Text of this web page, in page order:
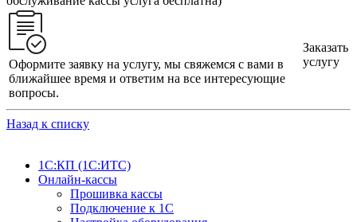
Оформите заявку на услугу, мы свяжемся с вами в
ближайшее время и ответим на все интересующие
вопросы.
Заказать
услугу
Назад к списку
1С:КП (1С:ИТС)
Онлайн-кассы
Прошивка кассы
Подключение к 1С